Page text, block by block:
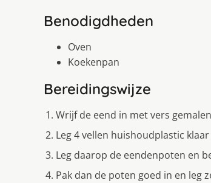
Benodigdheden
Oven
Koekenpan
Bereidingswijze
Wrijf de eend in met vers
Leg 4 vellen huishoudplastic
Leg daarop de eendenpoten en
Pak dan de poten goed in en leg